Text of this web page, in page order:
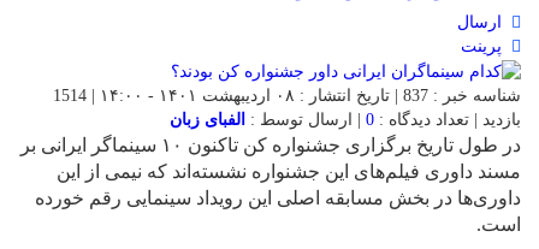
ارسال
پرینت
شناسه خبر : 837 | تاریخ انتشار : ۰۸ اردیبهشت ۱۴۰۱ - ۱۴:۰۰ | 1514
بازدید | تعداد دیدگاه : 0 | ارسال توسط : الفبای زبان
در طول تاریخ برگزاری جشنواره کن تاکنون ۱۰ سینماگر ایرانی بر
مسند داوری فیلم‌های این جشنواره نشسته‌اند که نیمی از این
داوری‌ها در بخش مسابقه اصلی این رویداد سینمایی رقم خورده
است.